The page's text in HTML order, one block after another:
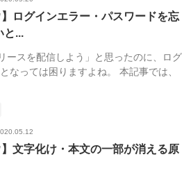
】ログインエラー・パスワードを忘
と...
ースを配信しよう」と思ったのに、ログ
なっては困りますよね。 本記事では、
】文字化け・本文の一部が消える原